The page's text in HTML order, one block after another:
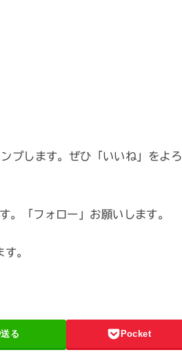
プします。ぜひ「いいね」をよろ
「フォロー」お願いします。
。
送る Pocket